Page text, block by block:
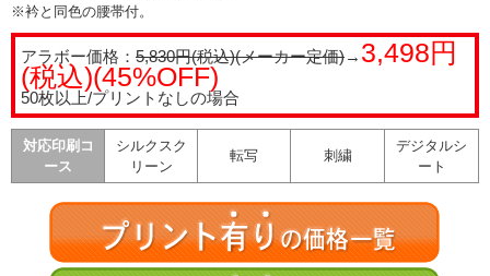
※衿と同色の腰帯付。
アラボー価格： 5,830円(税込)(メーカー定価)→ 3,498円
(税込)(45%OFF)
50枚以上/プリントなしの場合
対応印刷コ
ース
シルクスク
リーン
転写 刺繍
デジタルシ
ート